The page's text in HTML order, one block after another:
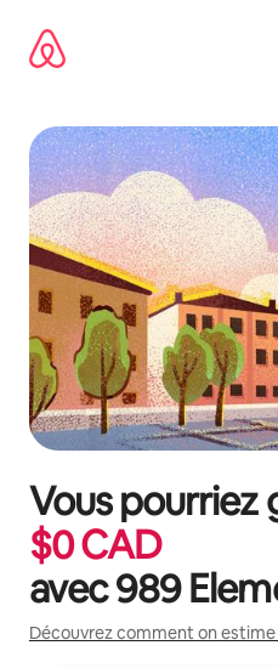
directement
Vous pourriez
$0CAD
avec989
Découvrez comment on